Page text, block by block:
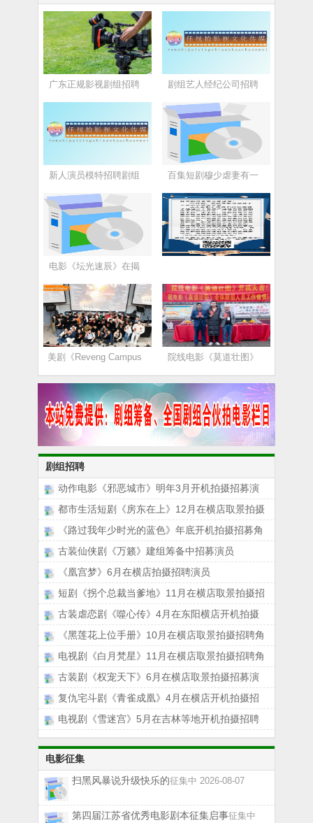
广东正规影视剧组招聘 剧组艺人经纪公司招聘
新人演员模特招聘剧组 百集短剧穆少虐妻有一
电影《坛光速辰》在揭
美剧《Reveng Campus 院线电影《莫道壮图》
剧组招聘
动作电影《邪恶城市》明年3月开机拍摄招募演
都市生活短剧《房东在上》12月在横店取景拍摄
《路过我年少时光的蓝色》年底开机拍摄招募角
古装仙侠剧《万籁》建组筹备中招募演员
《凰宫梦》6月在横店拍摄招聘演员
短剧《拐个总裁当爹地》11月在横店取景拍摄招
古装虐恋剧《噬心传》4月在东阳横店开机拍摄
《黑莲花上位手册》10月在横店取景拍摄招聘角
电视剧《白月梵星》11月在横店取景拍摄招聘角
古装剧《权宠天下》6月在横店取景拍摄招募演
复仇宅斗剧《青雀成凰》4月在横店开机拍摄招
电视剧《雪迷宫》5月在吉林等地开机拍摄招聘
电影征集
扫黑风暴说升级快乐的征集中 2026-08-07
第四届江苏省优秀电影剧本征集启事征集中